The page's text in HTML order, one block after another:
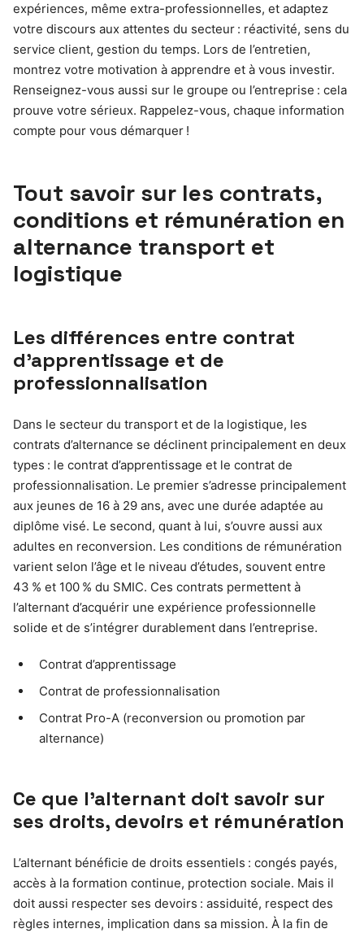
expériences, même extra-professionnelles, et adaptez
votre discours aux attentes du secteur : réactivité, sens du
service client, gestion du temps. Lors de l’entretien,
montrez votre motivation à apprendre et à vous investir.
Renseignez-vous aussi sur le groupe ou l’entreprise : cela
prouve votre sérieux. Rappelez-vous, chaque information
compte pour vous démarquer !
Tout savoir sur les contrats,
conditions et rémunération en
alternance transport et
logistique
Les différences entre contrat
d’apprentissage et de
professionnalisation
Dans le secteur du transport et de la logistique, les
contrats d’alternance se déclinent principalement en deux
types : le contrat d’apprentissage et le contrat de
professionnalisation. Le premier s’adresse principalement
aux jeunes de 16 à 29 ans, avec une durée adaptée au
diplôme visé. Le second, quant à lui, s’ouvre aussi aux
adultes en reconversion. Les conditions de rémunération
varient selon l’âge et le niveau d’études, souvent entre
43 % et 100 % du SMIC. Ces contrats permettent à
l’alternant d’acquérir une expérience professionnelle
solide et de s’intégrer durablement dans l’entreprise.
Contrat d’apprentissage
Contrat de professionnalisation
Contrat Pro-A (reconversion ou promotion par
alternance)
Ce que l’alternant doit savoir sur
ses droits, devoirs et rémunération
L’alternant bénéficie de droits essentiels : congés payés,
accès à la formation continue, protection sociale. Mais il
doit aussi respecter ses devoirs : assiduité, respect des
règles internes, implication dans sa mission. À la fin de